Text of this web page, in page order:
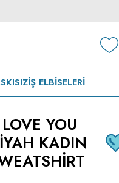
İŞ ELBISELERI
YOU
KADIN